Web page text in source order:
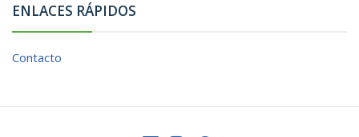
ENLACES RÁPIDOS
Contacto